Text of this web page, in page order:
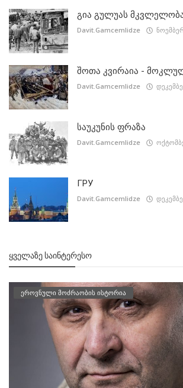
გია გულუას
Davit.Gamcemlidze
შოთა კვირაია -
Davit.Gamcemlidze
საუკუნის ფრაზა
Davit.Gamcemlidze
ГРУ
Davit.Gamcemlidze
ᲧᲕᲔᲚᲐᲖᲔ ᲡᲐᲘᲜᲢᲔᲠᲔᲡᲝ
ეროვნული მოძრაობის ისტორია